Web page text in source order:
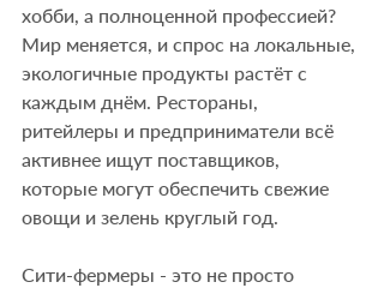
хобби, а полноценной профессией?
Мир меняется, и спрос на локальные,
экологичные продукты растёт с
каждым днём. Рестораны,
ритейлеры и предприниматели всё
активнее ищут поставщиков,
которые могут обеспечить свежие
овощи и зелень круглый год.
Сити-фермеры - это не просто